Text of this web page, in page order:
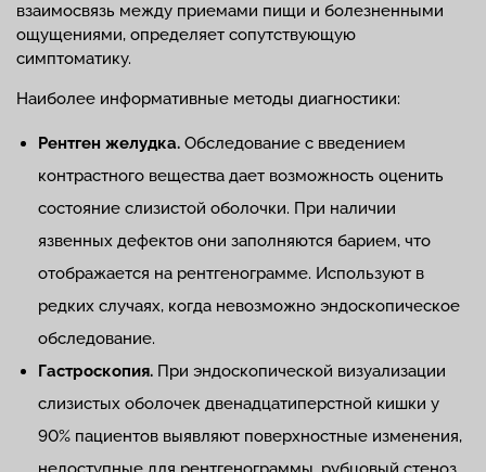
взаимосвязь между приемами пищи и болезненными
ощущениями, определяет сопутствующую
симптоматику.
Наиболее информативные методы диагностики:
Рентген желудка. Обследование с введением
контрастного вещества дает возможность оценить
состояние слизистой оболочки. При наличии
язвенных дефектов они заполняются барием, что
отображается на рентгенограмме. Используют в
редких случаях, когда невозможно эндоскопическое
обследование.
Гастроскопия. При эндоскопической визуализации
слизистых оболочек двенадцатиперстной кишки у
90% пациентов выявляют поверхностные изменения,